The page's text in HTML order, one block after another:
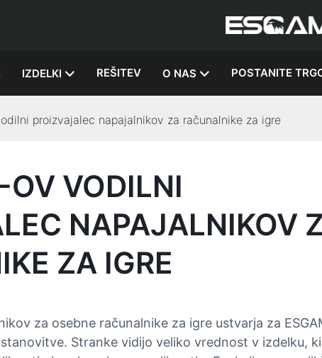
IZDELKI REŠITEV O NAS POSTANITE
proizvajalec napajalnikov za računalnike za igre
VODILNI
NAPAJALNIKOV
ZA IGRE
za osebne računalnike za igre ustvarja za
Stranke vidijo veliko vrednost v izdelku,